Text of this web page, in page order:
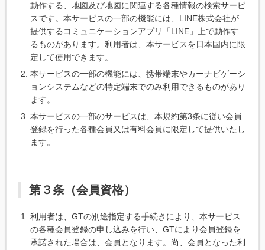
動作する、地図及び地図に関連する各種情報の検索サービ
スです。本サービスの一部の機能には、LINE株式会社が
提供するコミュニケーションアプリ「LINE」上で動作す
るものがあります。利用者は、本サービスを日本国内に限
定して使用できます。
本サービスの一部の機能には、携帯端末やカーナビゲーシ
ョンシステムなどの特定端末でのみ利用できるものがあり
ます。
本サービスの一部のサービスは、本規約第3条に従い会員
登録を行った各種会員又は有料会員に限定して提供いたし
ます。
第３条（会員資格）
利用者は、GTの別途指定する手続きにより、本サービス
の各種会員登録の申し込みを行い、GTにより会員登録を
承諾された場合は、会員となります。尚、会員となった利